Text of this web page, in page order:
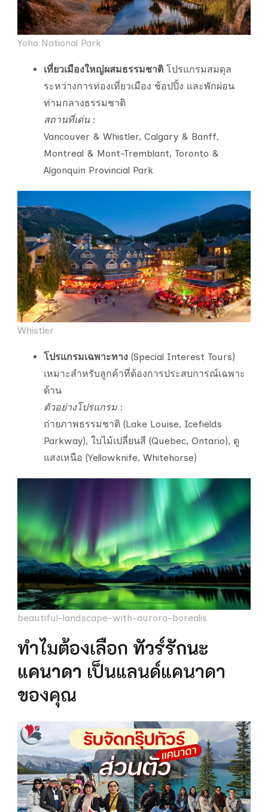
Yoho National Park
เที่ยวเมืองใหญ่ผสมธรรมชาติ โปรแกรมสมดุล
ระหว่างการท่องเที่ยวเมือง ช้อปปิ้ง และพักผ่อน
ท่ามกลางธรรมชาติ
สถานที่เด่น :
Vancouver & Whistler, Calgary & Banff,
Montreal & Mont-Tremblant, Toronto &
Algonquin Provincial Park
Whistler
โปรแกรมเฉพาะทาง (Special Interest Tours)
เหมาะสำหรับลูกค้าที่ต้องการประสบการณ์เฉพาะ
ด้าน
ตัวอย่างโปรแกรม :
ถ่ายภาพธรรมชาติ (Lake Louise, Icefields
Parkway), ใบไม้เปลี่ยนสี (Quebec, Ontario), ดู
แสงเหนือ (Yellowknife, Whitehorse)
beautiful-landscape-with-aurora-borealis
ทำไมต้องเลือก ทัวร์รักนะ
แคนาดา เป็นแลนด์แคนาดา
ของคุณ